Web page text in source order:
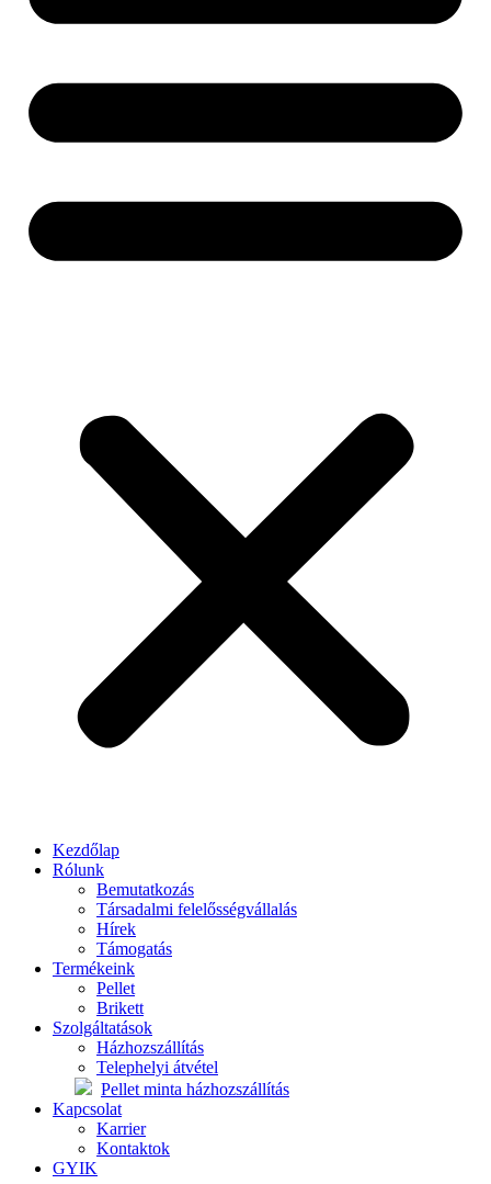
Kezdőlap
Rólunk
Bemutatkozás
Társadalmi felelősségvállalás
Hírek
Támogatás
Termékeink
Pellet
Brikett
Szolgáltatások
Házhozszállítás
Telephelyi átvétel
Pellet minta házhozszállítás
Kapcsolat
Karrier
Kontaktok
GYIK